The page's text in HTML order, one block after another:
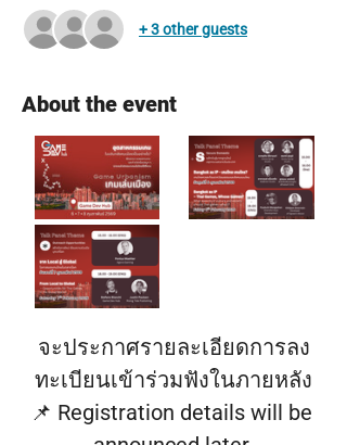
+ 3 other guests
About the event
จะประกาศรายละเอียดการลง
ทะเบียนเข้าร่วมฟังในภายหลัง
📌 Registration details will be